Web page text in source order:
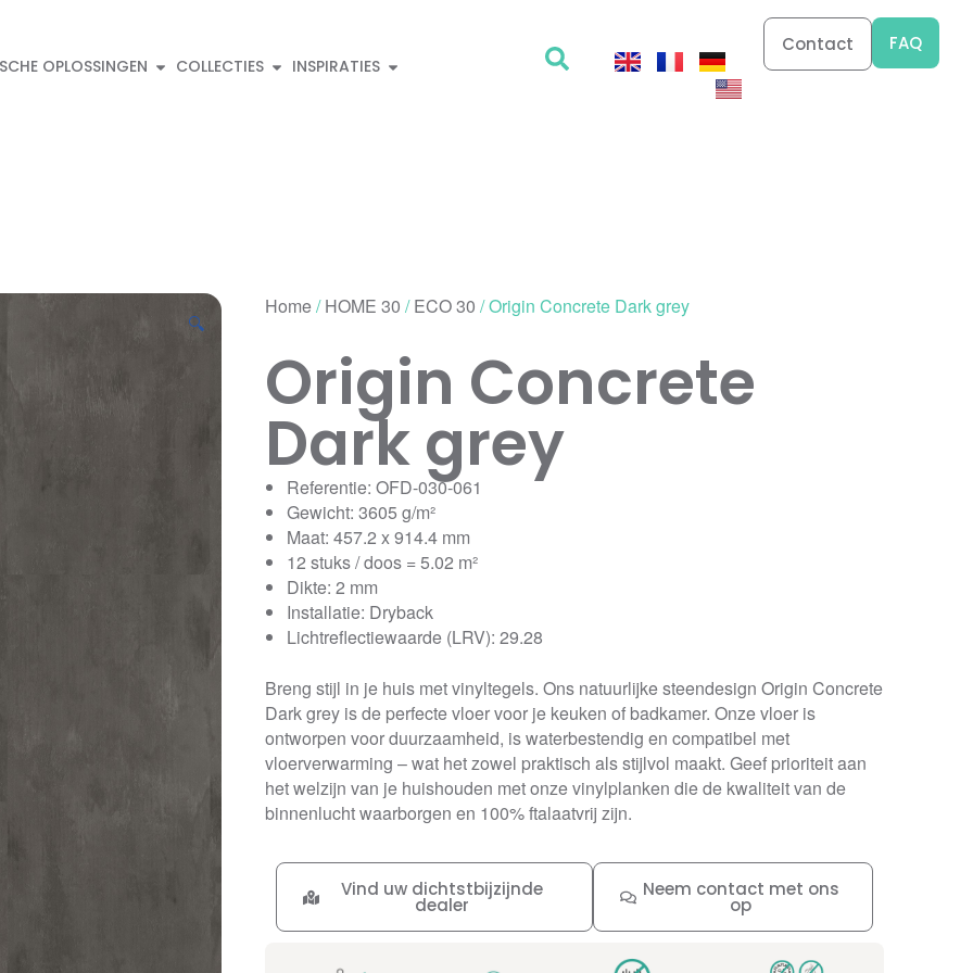
OPLOSSINGEN COLLECTIES INSPIRATIES
Contact FAQ
🔍
Home/HOME 30 /ECO 30 / Origin Concrete Dark grey
Origin Concrete
Dark grey
Referentie: OFD-030-061
Gewicht: 3605 g/m²
Maat: 457.2 x 914.4 mm
12 stuks / doos = 5.02 m²
Dikte: 2 mm
Installatie: Dryback
Lichtreflectiewaarde (LRV): 29.28
Breng stijl in je huis met vinyltegels. Ons natuurlijke steendesign Origin Concrete
Dark grey is de perfecte vloer voor je keuken of badkamer. Onze vloer is
ontworpen voor duurzaamheid, is waterbestendig en compatibel met
vloerverwarming – wat het zowel praktisch als stijlvol maakt. Geef prioriteit aan
het welzijn van je huishouden met onze vinylplanken die de kwaliteit van de
binnenlucht waarborgen en 100% ftalaatvrij zijn.
Neem contact met ons
op
Vind uw dichtstbijzijnde
dealer